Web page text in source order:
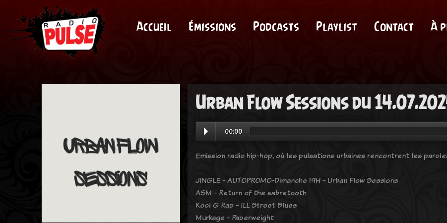
Accueil Émissions Podcasts Playlist Contact À
Urban Flow Sessions du
00:00
Emission radio hip-hop, où les pulsations urbaines rencontrent les
JINGLE - AUTOPROMO-Dimanche 19H - Urban Flow Sessions
ASM - Return of the sabretooth
Kool G Rap - ILL Street Blues
Murkage - Paperweight